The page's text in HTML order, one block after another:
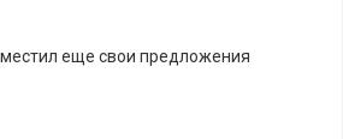
еще свои предложения